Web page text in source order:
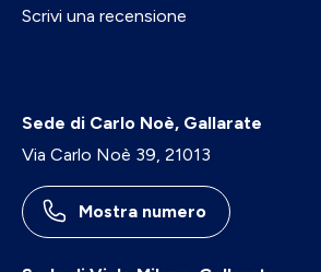
Scrivi una recensione
Sede di Carlo Noè, Gallarate
Via Carlo Noè 39, 21013
Mostra numero